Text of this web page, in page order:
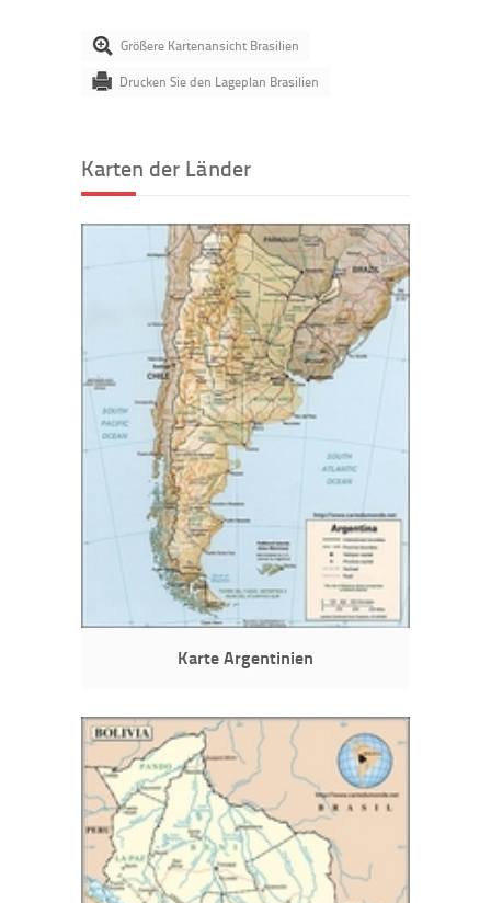
Größere Kartenansicht Brasilien
Drucken Sie den Lageplan Brasilien
Karten der Länder
Karte Argentinien